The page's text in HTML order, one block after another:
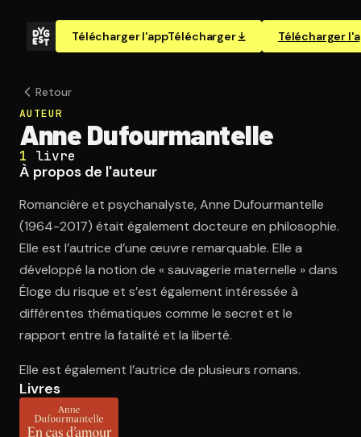
Télécharger l'appTélécharger Télécharger
Ouvre l'app Appareil photo, pointe sur le code. C'est gratuit à
Retour
AUTEUR
Anne Dufourmantelle
1 livre
À propos de l'auteur
Romancière et psychanalyste, Anne Dufourmantelle
(1964-2017) était également docteure en philosophie.
Elle est l’autrice d’une œuvre remarquable. Elle a
développé la notion de « sauvagerie maternelle » dans
Éloge du risque et s’est également intéressée à
différentes thématiques comme le secret et le
rapport entre la fatalité et la liberté.
Elle est également l’autrice de plusieurs romans.
Livres